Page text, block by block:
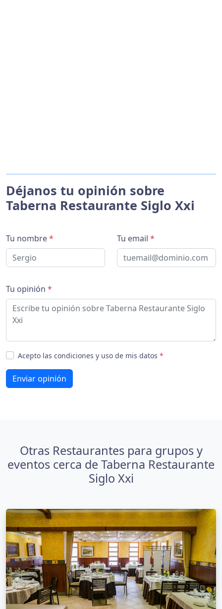
Déjanos tu opinión sobre
Taberna Restaurante Siglo Xxi
Tu nombre* Tu email *
Tu opinión *
Acepto las condiciones y uso de mis datos *
Enviar opinión
Otras Restaurantes para grupos y
eventos cerca de Taberna Restaurante
Siglo Xxi